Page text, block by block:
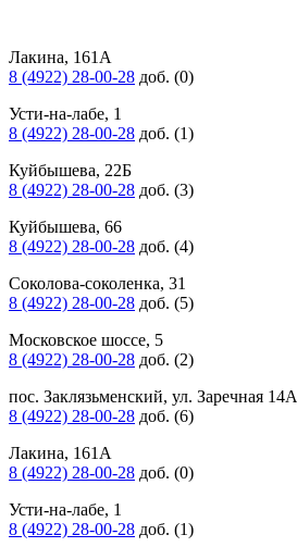
Лакина, 161А
8 (4922) 28-00-28 доб. (0)
Усти-на-лабе, 1
8 (4922) 28-00-28 доб. (1)
Куйбышева, 22Б
8 (4922) 28-00-28 доб. (3)
Куйбышева, 66
8 (4922) 28-00-28 доб. (4)
Соколова-соколенка, 31
8 (4922) 28-00-28 доб. (5)
Московское шоссе, 5
8 (4922) 28-00-28 доб. (2)
пос. Заклязьменский, ул. Заречная 14А
8 (4922) 28-00-28 доб. (6)
Лакина, 161А
8 (4922) 28-00-28 доб. (0)
Усти-на-лабе, 1
8 (4922) 28-00-28 доб. (1)